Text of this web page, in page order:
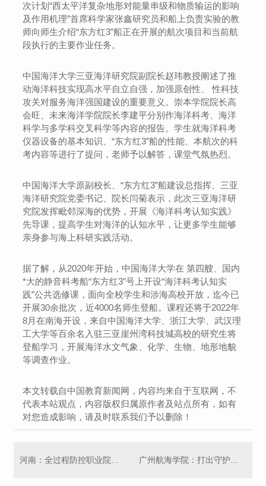
次计划“西太平洋复杂地形对能量串级和物质输运的影响
及作用机理”首席科学家张鑫研究员和船上负责实验的教
师向师生介绍“东方红3”船正在开展的航次项目和当前航
段执行的主要作业任务。
中国海洋大学三亚海洋研究院副院长赵玮教授阐述了推
动海洋科技实现高水平自立自强，加强原创性、 性科技
攻关对服务海洋强国建设的重要意义。崇本学院院长高
会旺、未来海洋学院院长李建平分别作海洋科考、海洋
科学与多学科交叉科学等内容的报告。学生就海洋科考
仪器设备的基本知识、“东方红3”船的性能、本航次的科
考内容等进行了提问，老师予以解答，课堂气氛热烈。
中国海洋大学原副校长、“东方红3”船建设总指挥、三亚
海洋研究院党委书记、院长闫菊表示，此次三亚海洋研
究院发挥毗邻深海的优势，开展《海洋科考认知实践》
先导课，提高学生对海洋的认知水平，让更多学生能够
亲身参与海上科研实践活动。
据了解，从2020年开始，中国海洋大学在 第四艘、国内
*大的静音科考船“东方红3”号上开设“海洋科考认知实
践”公共选修课，面向全校学生和涉海高校开放，迄今已
开展30余批次，近4000名师生登船。课程还将于2022年
8月在南海开设，来自中国海洋大学、浙江大学、武汉理
工大学等百余名入驻三亚崖州湾科技城高校的研究生将
登船学习，开展海洋水文气象、化学、生物、地形地貌
等调查作业。
本文转载自中国教育新闻网，内容均来自于互联网，不
代表本站观点，内容版权归属原作者及站点所有，如有
对您造成影响，请及时联系我们予以删除！